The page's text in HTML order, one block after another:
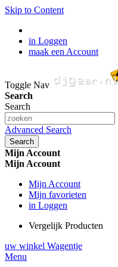
Skip to Content
in Loggen
maak een Account
Toggle Nav
Search
Search
Advanced Search
Search
Mijn Account
Mijn Account
Mijn Account
Mijn favorieten
in Loggen
Vergelijk Producten
uw winkel Wagentje
Menu